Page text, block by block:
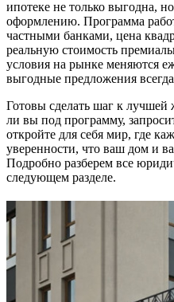
ипотеке не только выгодна,
оформлению. Программа
частными банками, цена
реальную стоимость
условия на рынке меняются
выгодные предложения
Готовы сделать шаг к лучшей
ли вы под программу,
откройте для себя мир, где
уверенности, что ваш дом и
Подробно разберем все
следующем разделе.